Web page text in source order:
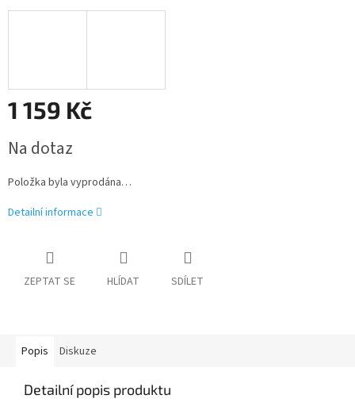
1 159 Kč
cena:
Na dotaz
Položka byla vyprodána…
Detailní informace
ZEPTAT SE HLÍDAT SDÍLET
Popis Diskuze
Detailní popis produktu